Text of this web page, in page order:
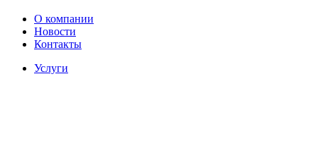
О компании
Новости
Контакты
Услуги